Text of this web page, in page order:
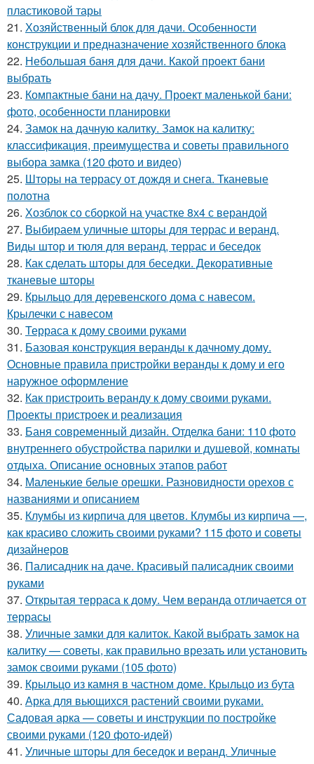
пластиковой тары
21. Хозяйственный блок для дачи. Особенности
конструкции и предназначение хозяйственного блока
22. Небольшая баня для дачи. Какой проект бани
выбрать
23. Компактные бани на дачу. Проект маленькой бани:
фото, особенности планировки
24. Замок на дачную калитку. Замок на калитку:
классификация, преимущества и советы правильного
выбора замка (120 фото и видео)
25. Шторы на террасу от дождя и снега. Тканевые
полотна
26. Хозблок со сборкой на участке 8х4 с верандой
27. Выбираем уличные шторы для террас и веранд.
Виды штор и тюля для веранд, террас и беседок
28. Как сделать шторы для беседки. Декоративные
тканевые шторы
29. Крыльцо для деревенского дома с навесом.
Крылечки с навесом
30. Терраса к дому своими руками
31. Базовая конструкция веранды к дачному дому.
Основные правила пристройки веранды к дому и его
наружное оформление
32. Как пристроить веранду к дому своими руками.
Проекты пристроек и реализация
33. Баня современный дизайн. Отделка бани: 110 фото
внутреннего обустройства парилки и душевой, комнаты
отдыха. Описание основных этапов работ
34. Маленькие белые орешки. Разновидности орехов с
названиями и описанием
35. Клумбы из кирпича для цветов. Клумбы из кирпича —,
как красиво сложить своими руками? 115 фото и советы
дизайнеров
36. Палисадник на даче. Красивый палисадник своими
руками
37. Открытая терраса к дому. Чем веранда отличается от
террасы
38. Уличные замки для калиток. Какой выбрать замок на
калитку — советы, как правильно врезать или установить
замок своими руками (105 фото)
39. Крыльцо из камня в частном доме. Крыльцо из бута
40. Арка для вьющихся растений своими руками.
Садовая арка — советы и инструкции по постройке
своими руками (120 фото-идей)
41. Уличные шторы для беседок и веранд. Уличные